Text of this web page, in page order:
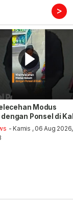
>
Modus
dengan Ponsel di
- Kamis , 06 Aug 2026,